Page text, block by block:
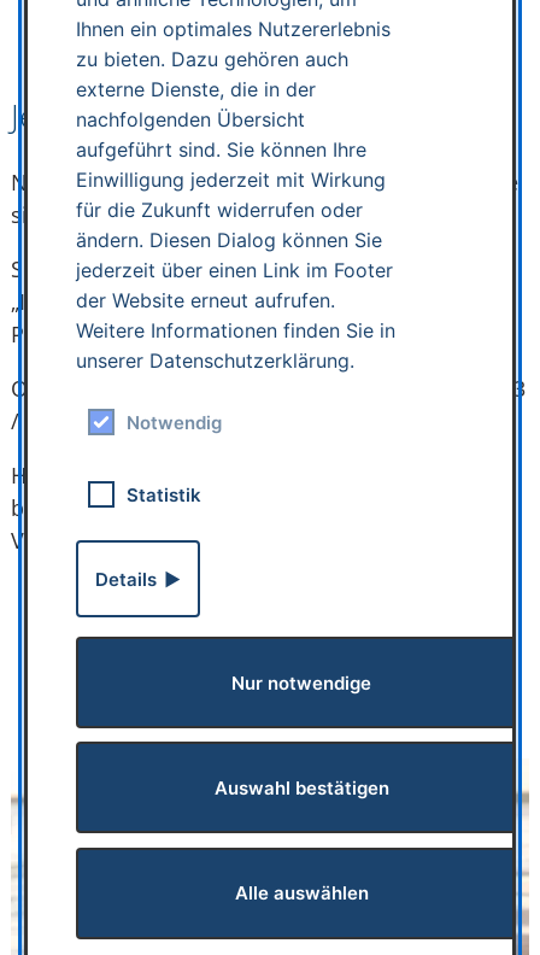
Jetzt anmelden
Nutzen Sie unser Kontaktformularund sichern Sie
sich Ihren Platz:
Schreiben Sie bitte ins Nachrichtenfeld:
„Ich komme mit [Anzahl] Begleitperson(en). Bitte
Plätze für uns reservieren.“
Oder melden Sie sich direkt telefonisch an: 0 92 83
/ 59 22 48 0
HÖRLAND – wir übersetzen Fachsprache in Alltag,
begleiten Sie verlässlich und zeigen Wege, wie
Verstehen wieder möglich wird.
Ihnen ein optimales Nutzererlebnis
zu bieten. Dazu gehören auch
externe Dienste, die in der
nachfolgenden Übersicht
aufgeführt sind. Sie können Ihre
Einwilligung jederzeit mit Wirkung
für die Zukunft widerrufen oder
ändern. Diesen Dialog können Sie
jederzeit über einen Link im Footer
der Website erneut aufrufen.
Weitere Informationen finden Sie in
unserer Datenschutzerklärung.
Notwendig
Statistik
Details
Nur notwendige
Auswahl bestätigen
Alle auswählen